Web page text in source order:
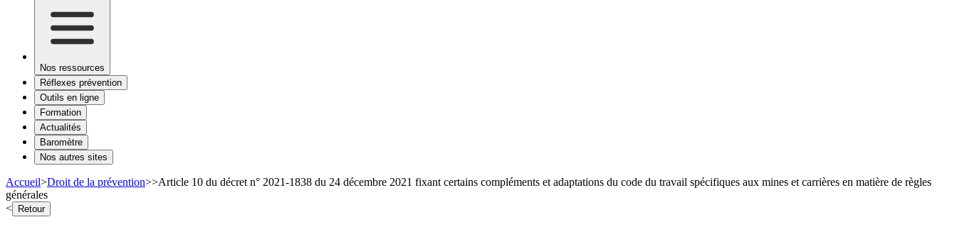
Nos ressources
Réflexes prévention
Outils en ligne
Formation
Actualités
Baromètre
Nos autres sites
Accueil>Droit de la prévention>>Article 10 du décret n° 2021-1838 du 24 décembre 2021 fixant certains compléments et adaptations du code du travail spécifiques aux mines et carrières en matière de règles
générales
< Retour